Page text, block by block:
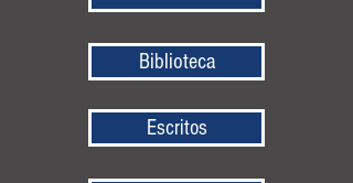
Biblioteca
Escritos